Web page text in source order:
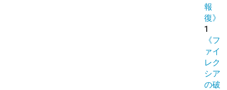
報
復》
1
《フ
ァイ
レク
シア
の破